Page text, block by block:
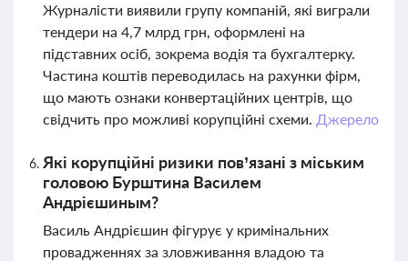
Журналісти виявили групу компаній, які виграли
тендери на 4,7 млрд грн, оформлені на
підставних осіб, зокрема водія та бухгалтерку.
Частина коштів переводилась на рахунки фірм,
що мають ознаки конвертаційних центрів, що
свідчить про можливі корупційні схеми. Джерело
Які корупційні ризики пов’язані з міським
головою Бурштина Василем
Андрієшиным?
Василь Андрієшин фігурує у кримінальних
провадженнях за зловживання владою та